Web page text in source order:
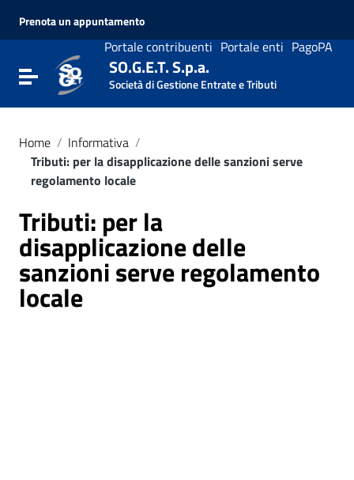
Vai al menu di navigazione
Prenota un appuntamento
Portale contribuenti Portale enti PagoPA
Attiva / disattiva la navigazione
SO.G.E.T. S.p.a.
Società di Gestione Entrate e Tributi
Home / Informativa /
Tributi: per la disapplicazione delle sanzioni serve
regolamento locale
Tributi: per la
disapplicazione delle
sanzioni serve regolamento
locale